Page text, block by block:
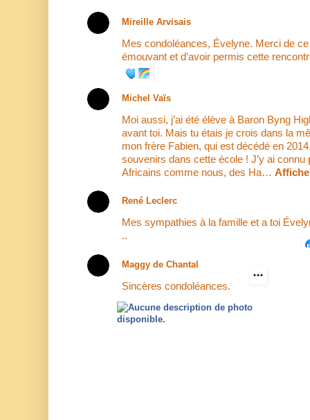
Mireille Arvisais
Mes condoléances, Évelyne. Merci de
émouvant et d’avoir permis cette
Michel Vaïs
Moi aussi, j’ai été élève à Baron Byng
avant toi. Mais tu étais je crois dans la
mon frère Fabien, qui est décédé en
souvenirs dans cette école ! J’y ai connu
Africains comme nous, des Ha…
René Leclerc
Mes sympathies à la famille et a toi
..
Maggy de Chantal
Sincères condoléances.